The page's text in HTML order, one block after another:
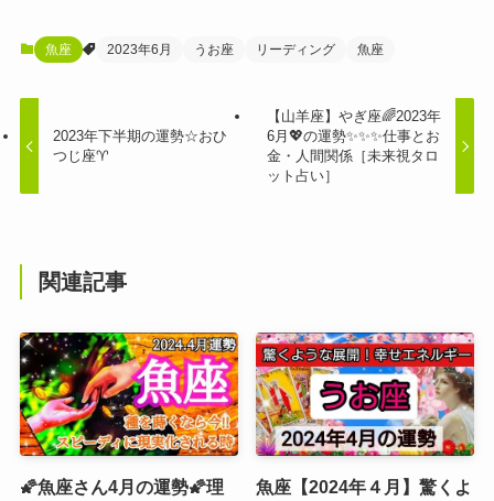
魚座 2023年6月 うお座 リーディング 魚座
2023年下半期の運勢☆おひ
つじ座♈
【山羊座】やぎ座🌈2023年
6月💖の運勢✨✨✨仕事とお
金・人間関係［未来視タロ
ット占い］
関連記事
🌠魚座さん4月の運勢🌠理
魚座【2024年４月】驚くよ